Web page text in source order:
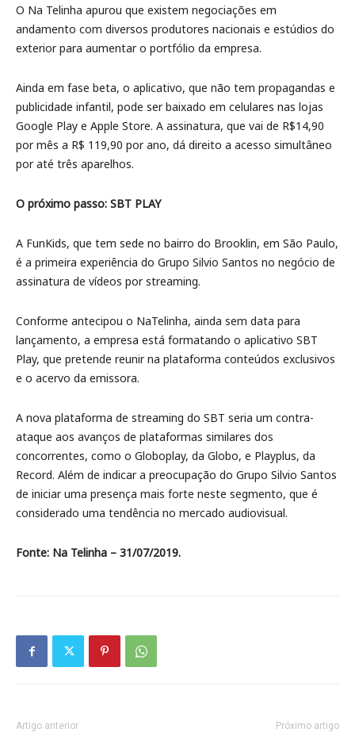
O Na Telinha apurou que existem negociações em
andamento com diversos produtores nacionais e estúdios do
exterior para aumentar o portfólio da empresa.
Ainda em fase beta, o aplicativo, que não tem propagandas e
publicidade infantil, pode ser baixado em celulares nas lojas
Google Play e Apple Store. A assinatura, que vai de R$14,90
por mês a R$ 119,90 por ano, dá direito a acesso simultâneo
por até três aparelhos.
O próximo passo: SBT PLAY
A FunKids, que tem sede no bairro do Brooklin, em São Paulo,
é a primeira experiência do Grupo Silvio Santos no negócio de
assinatura de vídeos por streaming.
Conforme antecipou o NaTelinha, ainda sem data para
lançamento, a empresa está formatando o aplicativo SBT
Play, que pretende reunir na plataforma conteúdos exclusivos
e o acervo da emissora.
A nova plataforma de streaming do SBT seria um contra-
ataque aos avanços de plataformas similares dos
concorrentes, como o Globoplay, da Globo, e Playplus, da
Record. Além de indicar a preocupação do Grupo Silvio Santos
de iniciar uma presença mais forte neste segmento, que é
considerado uma tendência no mercado audiovisual.
Fonte: Na Telinha – 31/07/2019.
Artigo anterior Próximo artigo